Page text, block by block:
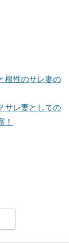
根性のサレ妻の
サレ妻としての